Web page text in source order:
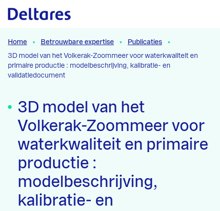
Naar hoofdcontent
Home Betrouwbare expertise
Publicaties
3D model van het Volkerak-Zoommeer voor waterkwaliteit en
primaire productie : modelbeschrijving, kalibratie- en
validatiedocument
3D model van het
Volkerak-Zoommeer voor
waterkwaliteit en primaire
productie :
modelbeschrijving,
kalibratie- en